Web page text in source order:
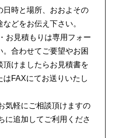
日時と場所、おおよその
どをお伝え下さい。
お見積もりは専用フォー
。合わせてご要望やお困
頂けましたらお見積書を
はFAXにてお送りいたし
気軽にご相談頂けますの
に追加してご利用くださ